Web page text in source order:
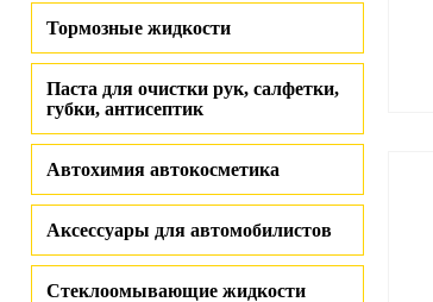
Тормозные жидкости
Паста для очистки рук, салфетки,
губки, антисептик
Автохимия автокосметика
Аксессуары для автомобилистов
Стеклоомывающие жидкости